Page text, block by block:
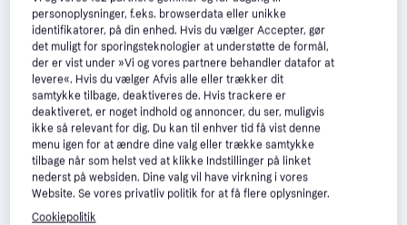
personoplysninger, f.eks. browserdata eller unikke
identifikatorer, på din enhed. Hvis du vælger Accepter, gør
det muligt for sporingsteknologier at understøtte de formål,
der er vist under »Vi og vores partnere behandler datafor at
levere«. Hvis du vælger Afvis alle eller trækker dit
samtykke tilbage, deaktiveres de. Hvis trackere er
deaktiveret, er noget indhold og annoncer, du ser, muligvis
ikke så relevant for dig. Du kan til enhver tid få vist denne
menu igen for at ændre dine valg eller trække samtykke
tilbage når som helst ved at klikke Indstillinger på linket
nederst på websiden. Dine valg vil have virkning i vores
Website. Se vores privatliv politik for at få flere oplysninger.
Cookiepolitik